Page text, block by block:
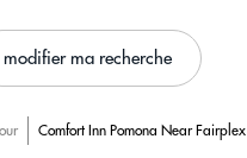
modifier ma recherche
Comfort Inn Pomona Near Fairplex